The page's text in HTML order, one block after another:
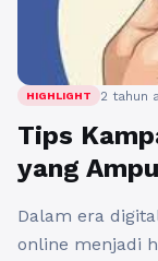
HIGHLIGHT 2 tahun
Tips
yang
Dalam era
online menjadi